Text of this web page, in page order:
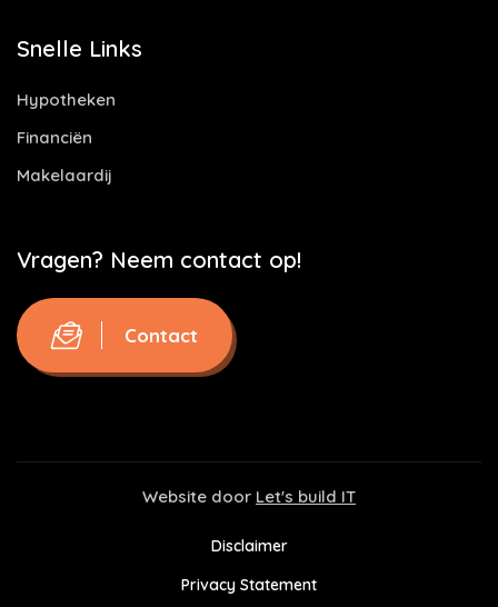
Snelle Links
Hypotheken
Financiën
Makelaardij
Vragen? Neem contact op!
Contact
Website door Let's build IT
Disclaimer
Privacy Statement